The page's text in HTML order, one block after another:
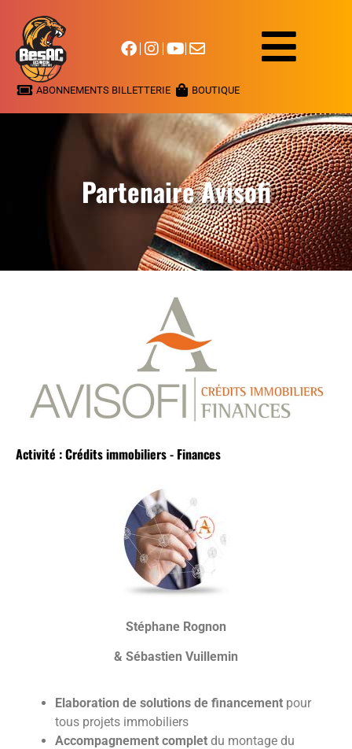
ABONNEMENTS BILLETTERIE BOUTIQUE
Partenaire Avisofi
Activité : Crédits immobiliers - Finances
Stéphane Rognon
& Sébastien Vuillemin
Elaboration de solutions de financement pour
tous projets immobiliers
Accompagnement complet du montage du